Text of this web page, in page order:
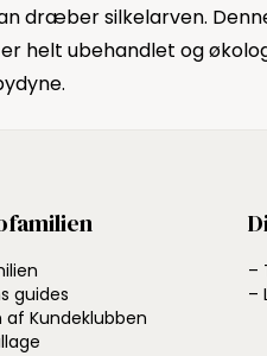
dræber silkelarven.
helt ubehandlet og
guides
af Kundeklubben
–
–